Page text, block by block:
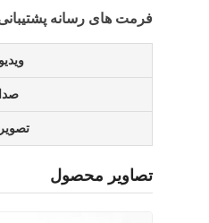
فرمت های رسانه
ویدیو
صدا
تصویر
تصاویر محصول